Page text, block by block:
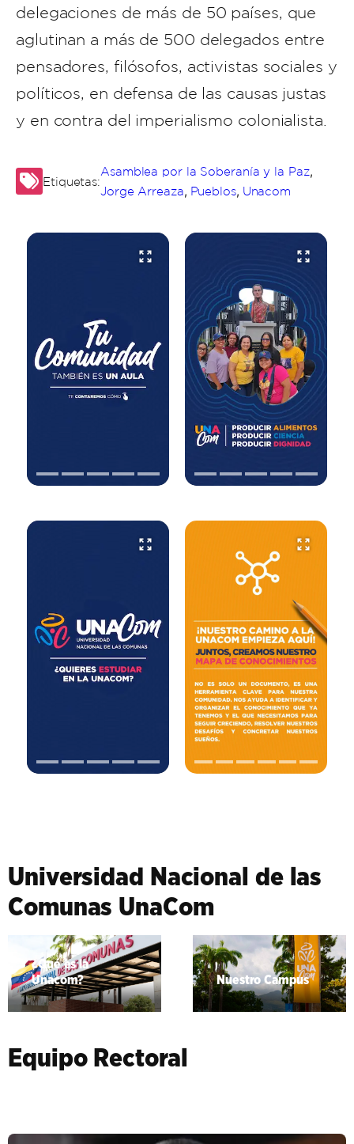
delegaciones de más de 50 países, que
aglutinan a más de 500 delegados entre
pensadores, filósofos, activistas sociales y
políticos, en defensa de las causas justas
y en contra del imperialismo colonialista.
Etiquetas:
Asamblea por la Soberanía y la Paz,
Jorge Arreaza, Pueblos, Unacom
Universidad Nacional de las
Comunas UnaCom
¿Qué es la
Unacom?
Nuestro Campus
Equipo Rectoral